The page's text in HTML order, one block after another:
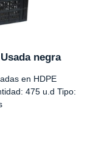
negra
en HDPE
475 u.d Tipo: